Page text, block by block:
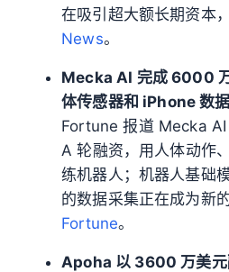
在吸引超大额长期资本，
News。
Mecka AI 完成 6000
体传感器和 iPhone 数
Fortune 报道 Mecka
A 轮融资，用人体动作
练机器人；机器人基础
的数据采集正在成为新
Fortune。
Apoha 以 3600 万美元